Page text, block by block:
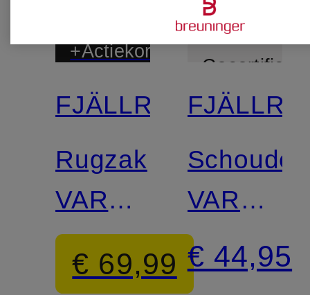
+Actiekorting
Gecertificeerd
FJÄLLRÄVEN
Rugzak
VARDAG
17 l
met
€ 69,99
VARDAG
SMALL
€ 44,95